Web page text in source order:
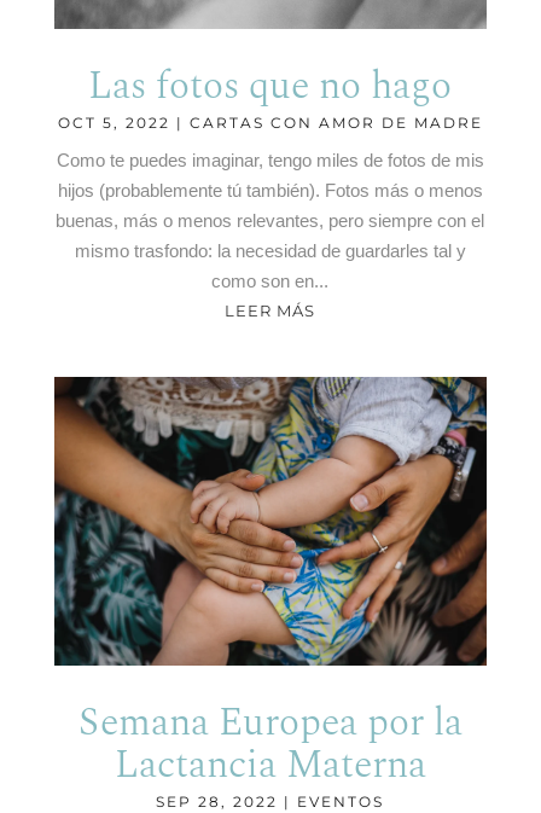
Las fotos que no hago
OCT 5, 2022 | CARTAS CON AMOR DE MADRE
Como te puedes imaginar, tengo miles de fotos de mis
hijos (probablemente tú también). Fotos más o menos
buenas, más o menos relevantes, pero siempre con el
mismo trasfondo: la necesidad de guardarles tal y
como son en...
LEER MÁS
Semana Europea por la
Lactancia Materna
SEP 28, 2022 | EVENTOS